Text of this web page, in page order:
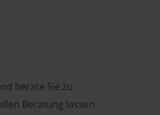
berate Sie zu
Beratung lassen